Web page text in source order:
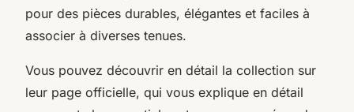
pour des pièces durables, élégantes et faciles à
associer à diverses tenues.
Vous pouvez découvrir en détail la collection sur
leur page officielle, qui vous explique en détail